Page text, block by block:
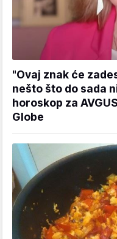
"Ovaj znak će
nešto što do sada
horoskop za
Globe